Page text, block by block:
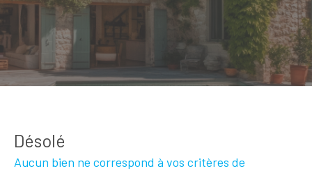
Désolé
Aucun bien ne correspond à vos critères de